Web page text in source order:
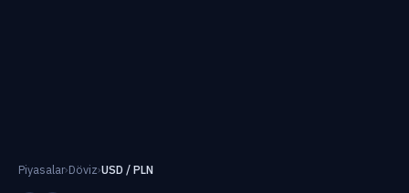
Piyasalar›Döviz›USD / PLN